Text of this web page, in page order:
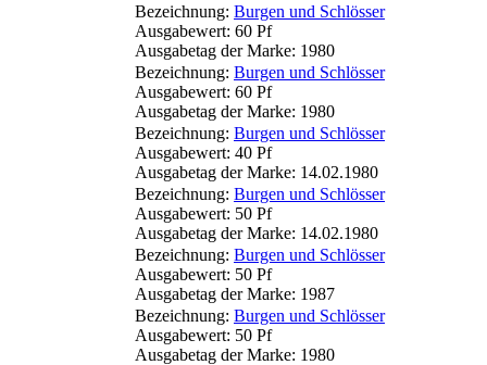
Bezeichnung: Burgen und Schlösser
Ausgabewert: 60 Pf
Ausgabetag der Marke: 1980
Bezeichnung: Burgen und Schlösser
Ausgabewert: 60 Pf
Ausgabetag der Marke: 1980
Bezeichnung: Burgen und Schlösser
Ausgabewert: 40 Pf
Ausgabetag der Marke: 14.02.1980
Bezeichnung: Burgen und Schlösser
Ausgabewert: 50 Pf
Ausgabetag der Marke: 14.02.1980
Bezeichnung: Burgen und Schlösser
Ausgabewert: 50 Pf
Ausgabetag der Marke: 1987
Bezeichnung: Burgen und Schlösser
Ausgabewert: 50 Pf
Ausgabetag der Marke: 1980